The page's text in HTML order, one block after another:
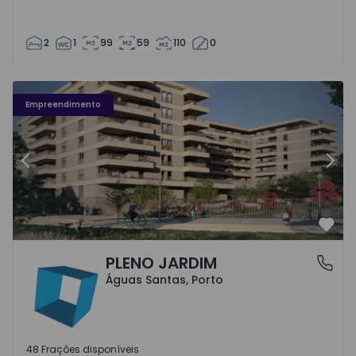
2 1 99 59 110 0
Empreendimento
Fachada PLENO JARDIM - 3
Anterior
Águas Santas, PortoPLENO JARDIM
Águas Santas, Porto
48 Frações disponíveis